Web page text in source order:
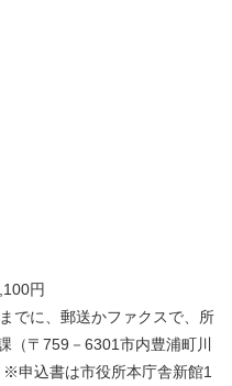
円
でに、郵送かファクスで、所
（〒759－6301市内豊浦町川
申込書は市役所本庁舎新館1